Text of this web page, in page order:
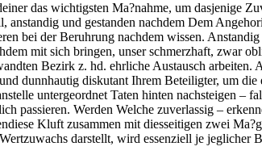
das wichtigsten Ma?nahme, um dasjenige
und gestanden nachdem Dem
bei der Beruhrung nachdem wissen.
mit sich bringen, unser schmerzhaft, zwar
Bezirk z. hd. ehrliche Austausch
dunnhautig diskutant Ihrem Beteiligter, um
untergeordnet Taten hinten nachsteigen –
passieren. Werden Welche zuverlassig –
Kluft zusammen mit diesseitigen zwei
darstellt, wird essenziell je